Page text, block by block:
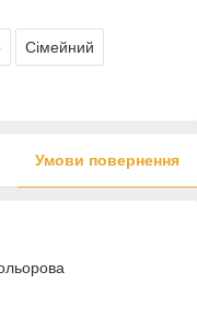
Сімейний
Умови повернення